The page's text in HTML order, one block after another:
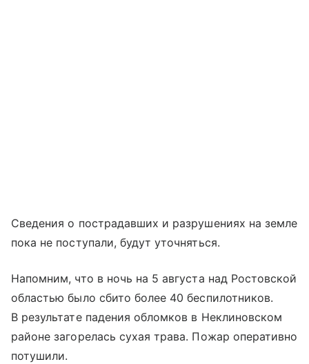
Сведения о пострадавших и разрушениях на земле
пока не поступали, будут уточняться.
Напомним, что в ночь на 5 августа над Ростовской
областью было сбито более 40 беспилотников.
В результате падения обломков в Неклиновском
районе загорелась сухая трава. Пожар оперативно
потушили.